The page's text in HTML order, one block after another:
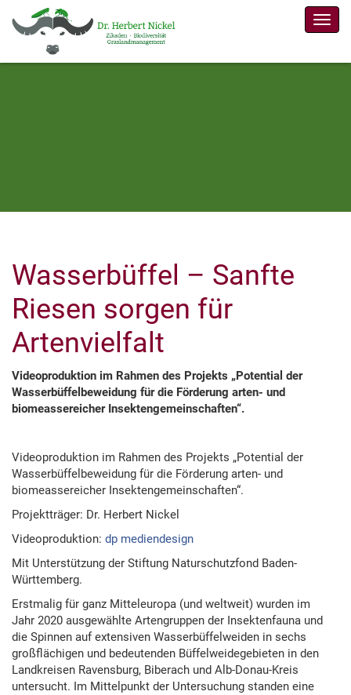
Wasserbüffel – Sanfte
Riesen sorgen für
Artenvielfalt
Videoproduktion im Rahmen des Projekts „Potential der
Wasserbüffelbeweidung für die Förderung arten- und
biomeassereicher Insektengemeinschaften“.
Videoproduktion im Rahmen des Projekts „Potential der
Wasserbüffelbeweidung für die Förderung arten- und
biomeassereicher Insektengemeinschaften“.
Projektträger: Dr. Herbert Nickel
Videoproduktion: dp mediendesign
Mit Unterstützung der Stiftung Naturschutzfond Baden-
Württemberg.
Erstmalig für ganz Mitteleuropa (und weltweit) wurden im
Jahr 2020 ausgewählte Artengruppen der Insektenfauna und
die Spinnen auf extensiven Wasserbüffelweiden in sechs
großflächigen und bedeutenden Büffelweidegebieten in den
Landkreisen Ravensburg, Biberach und Alb-Donau-Kreis
untersucht. Im Mittelpunkt der Untersuchung standen eine